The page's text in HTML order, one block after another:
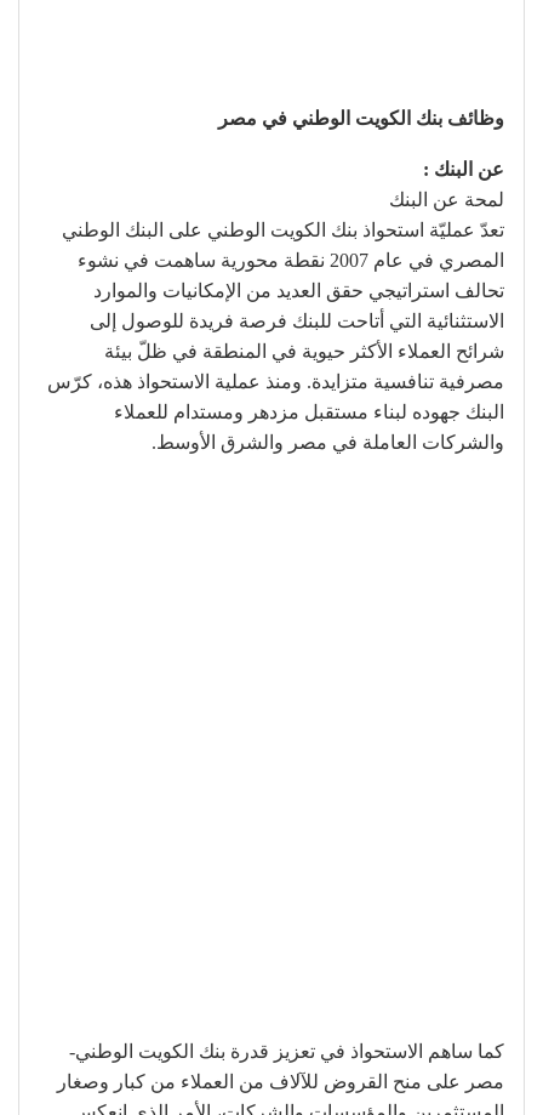
وظائف بنك الكويت الوطني في مصر
عن البنك :
لمحة عن البنك
تعدّ عمليّة استحواذ بنك الكويت الوطني على البنك الوطني
المصري في عام 2007 نقطة محورية ساهمت في نشوء
تحالف استراتيجي حقق العديد من الإمكانيات والموارد
الاستثنائية التي أتاحت للبنك فرصة فريدة للوصول إلى
شرائح العملاء الأكثر حيوية في المنطقة في ظلّ بيئة
مصرفية تنافسية متزايدة. ومنذ عملية الاستحواذ هذه، كرّس
البنك جهوده لبناء مستقبل مزدهر ومستدام للعملاء
والشركات العاملة في مصر والشرق الأوسط.
كما ساهم الاستحواذ في تعزيز قدرة بنك الكويت الوطني-
مصر على منح القروض للآلاف من العملاء من كبار وصغار